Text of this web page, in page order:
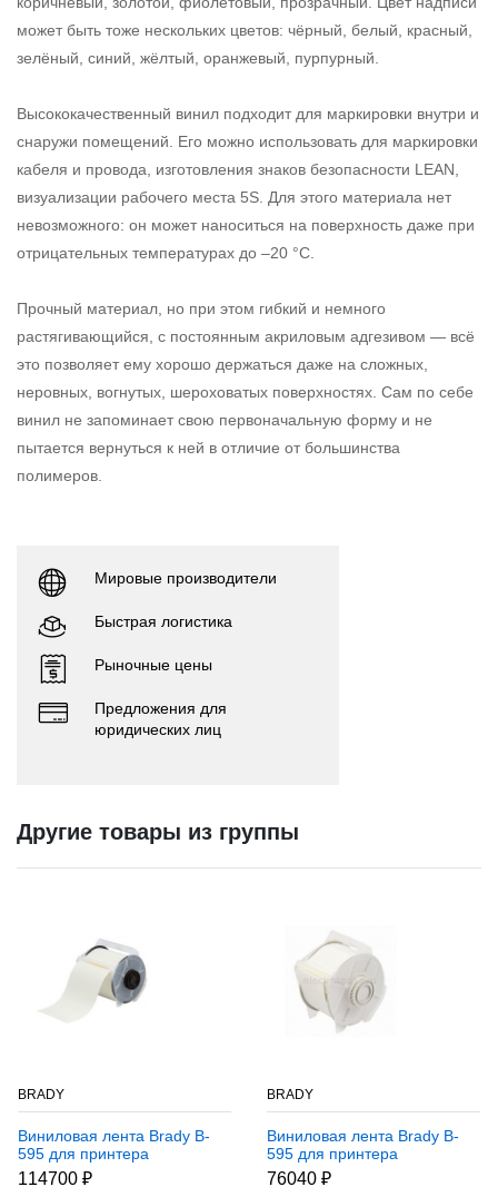
может быть тоже нескольких цветов: чёрный, белый, красный,
зелёный, синий, жёлтый, оранжевый, пурпурный.
Высококачественный винил подходит для маркировки внутри и
снаружи помещений. Его можно использовать для маркировки
кабеля и провода, изготовления знаков безопасности LEAN,
визуализации рабочего места 5S. Для этого материала нет
невозможного: он может наноситься на поверхность даже при
отрицательных температурах до –20 °С.
Прочный материал, но при этом гибкий и немного
растягивающийся, с постоянным акриловым адгезивом — всё
это позволяет ему хорошо держаться даже на сложных,
неровных, вогнутых, шероховатых поверхностях. Сам по себе
винил не запоминает свою первоначальную форму и не
пытается вернуться к ней в отличие от большинства
полимеров.
Мировые производители
Быстрая логистика
Рыночные цены
Предложения для
юридических лиц
Другие товары из группы
BRADY
Виниловая лента Brady B-
595 для принтера
Globalmark, прозрачная,
114700 ₽
BRADY
Виниловая лента Brady B-
595 для принтера
Globalmark, прозрачная, 57
76040 ₽